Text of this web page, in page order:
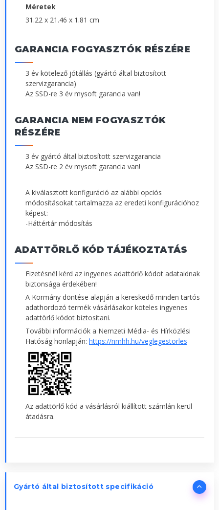
Méretek
31.22 x 21.46 x 1.81 cm
GARANCIA FOGYASZTÓK RÉSZÉRE
3 év kötelező jótállás (gyártó által biztosított
szervizgarancia)
Az SSD-re 3 év mysoft garancia van!
GARANCIA NEM FOGYASZTÓK
RÉSZÉRE
3 év gyártó által biztosított szervizgarancia
Az SSD-re 2 év mysoft garancia van!
A kiválasztott konfiguráció az alábbi opciós
módosításokat tartalmazza az eredeti konfigurációhoz
képest:
-Háttértár módosítás
ADATTÖRLŐ KÓD TÁJÉKOZTATÁS
Fizetésnél kérd az ingyenes adattörlő kódot adataidnak
biztonsága érdekében!
A Kormány döntése alapján a kereskedő minden tartós
adathordozó termék vásárlásakor köteles ingyenes
adattörlő kódot biztosítani.
További információk a Nemzeti Média- és Hírközlési
Hatóság honlapján: https://nmhh.hu/veglegestorles
Az adattörlő kód a vásárlásról kiállított számlán kerül
átadásra.
Gyártó által biztosított specifikáció